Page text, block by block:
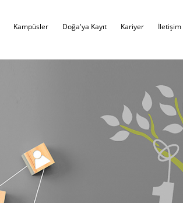
Kampüsler Doğa'ya Kayıt Kariyer İletişim